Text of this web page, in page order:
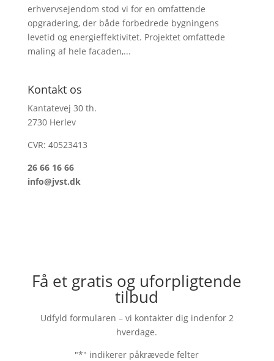
erhvervsejendom stod vi for en omfattende
opgradering, der både forbedrede bygningens
levetid og energieffektivitet. Projektet omfattede
maling af hele facaden,...
Kontakt os
Kantatevej 30 th.
2730 Herlev
CVR: 40523413
26 66 16 66
info@jvst.dk
Få et gratis og uforpligtende
tilbud
Udfyld formularen – vi kontakter dig indenfor 2
hverdage.
"*" indikerer påkrævede felter